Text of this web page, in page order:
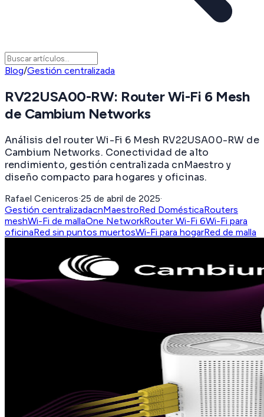
Blog/Gestión centralizada
RV22USA00-RW: Router Wi-Fi 6 Mesh
de Cambium Networks
Análisis del router Wi-Fi 6 Mesh RV22USA00-RW de
Cambium Networks. Conectividad de alto
rendimiento, gestión centralizada cnMaestro y
diseño compacto para hogares y oficinas.
Rafael Ceniceros·25 de abril de 2025·
Gestión centralizadacnMaestroRed DomésticaRouters
meshWi-Fi de mallaOne NetworkRouter Wi-Fi 6Wi-Fi para
oficinaRed sin puntos muertosWi-Fi para hogarRed de malla